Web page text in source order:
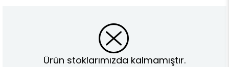
Ürün stoklarımızda kalmamıştır.